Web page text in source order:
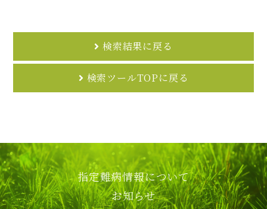
検索結果に戻る
検索ツールTOPに戻る
指定難病情報について
お知らせ